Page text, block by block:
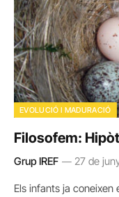
EVOLUCIÓ I MADURACIÓ
Filosofem:
Grup IREF 27 de
Els infants ja coneixen